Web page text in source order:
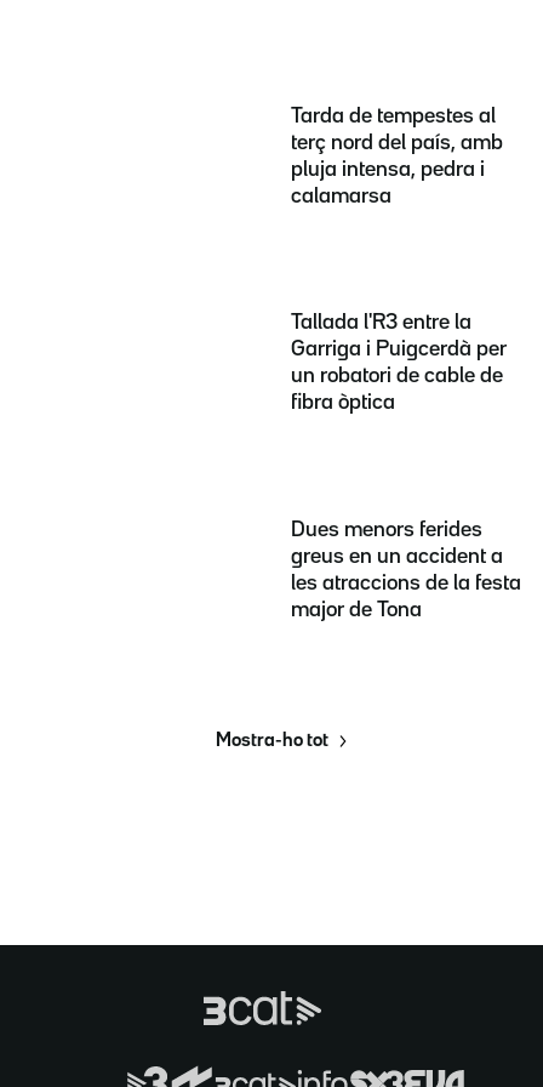
Tarda de tempestes al
terç nord del país, amb
pluja intensa, pedra i
calamarsa
Tallada l'R3 entre la
Garriga i Puigcerdà per
un robatori de cable de
fibra òptica
Dues menors ferides
greus en un accident a
les atraccions de la festa
major de Tona
Mostra-ho tot